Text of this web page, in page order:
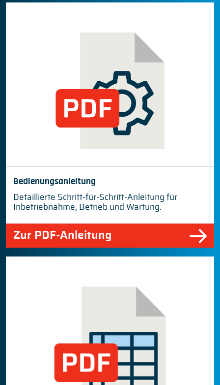
Bedienungsanleitung
Detaillierte Schritt-für-Schritt-Anleitung für
Inbetriebnahme, Betrieb und Wartung.
Zur PDF-Anleitung